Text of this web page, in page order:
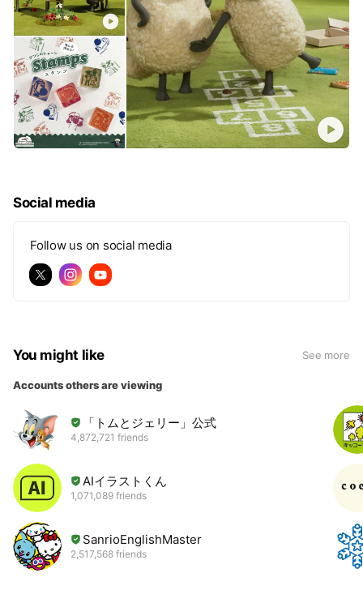
Social media
Follow us on social media
You might like See more
Accounts others are viewing
「トムとジェリー」公式
4,872,721 friends
AIイラストくん
1,071,089 friends
SanrioEnglishMaster
2,517,568 friends